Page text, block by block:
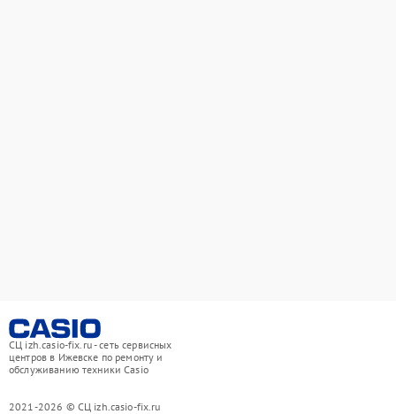
СЦ izh.casio-fix.ru - сеть сервисных
центров в Ижевске по ремонту и
обслуживанию техники Casio
2021-2026 © СЦ izh.casio-fix.ru